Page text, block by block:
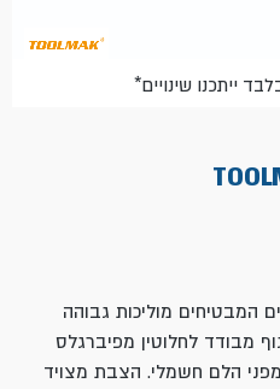
המבטיחים מוליכות גבוהה
מבודד לחלוטין מפיברגלס
הלם חשמלי. הצבת מצויד
ייתכנו שינויים